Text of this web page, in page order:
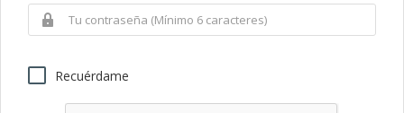
Recuérdame